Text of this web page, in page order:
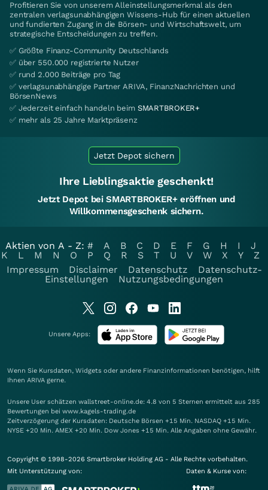
Profitieren Sie von unserem Alleinstellungsmerkmal als den
zentralen verlagsunabhängigen Wissens-Hub für einen aktuellen
und fundierten Zugang in die Börsen- und Wirtschaftswelt, um
strategische Entscheidungen zu treffen.
✅ Größte Finanz-Community Deutschlands
✅ über 550.000 registrierte Nutzer
✅ rund 2.000 Beiträge pro Tag
✅ verlagsunabhängige Partner ARIVA, FinanzNachrichten und
BörsenNews
✅ Jederzeit einfach handeln beim SMARTBROKER+
✅ mehr als 25 Jahre Marktpräsenz
Jetzt Depot sichern
Ihre Lieblingsaktie geschenkt!
Jetzt Depot bei SMARTBROKER+ eröffnen und
Willkommensgeschenk sichern.
Aktien von A - Z: # A B C D E F G H I
J
K
L M N O P Q R S T U V W X Y
Z
Impressum
Disclaimer Datenschutz
Datenschutz-
Einstellungen
Nutzungsbedingungen
Unsere Apps:
Wenn Sie Kursdaten, Widgets oder andere Finanzinformationen benötigen, hilft
Ihnen ARIVA gerne.
Unsere User schätzen wallstreet-online.de: 4.8 von 5 Sternen ermittelt aus 285
Bewertungen bei www.kagels-trading.de
Zeitverzögerung der Kursdaten: Deutsche Börsen +15 Min. NASDAQ +15 Min.
NYSE +20 Min. AMEX +20 Min. Dow Jones +15 Min. Alle Angaben ohne Gewähr.
Copyright © 1998-2026 Smartbroker Holding AG - Alle Rechte vorbehalten.
Mit Unterstützung von:
Daten & Kurse von: